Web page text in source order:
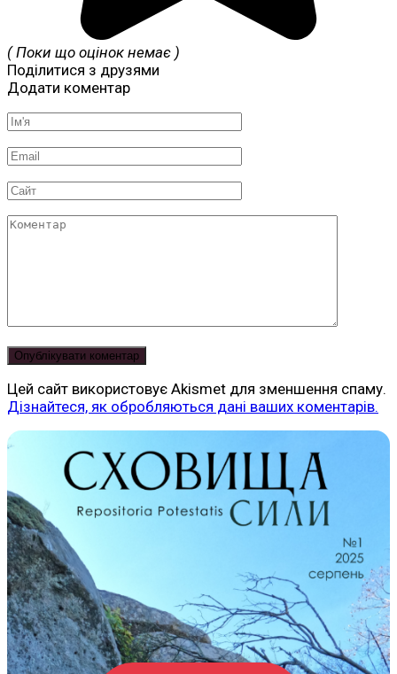
( Поки що оцінок немає )
Поділитися з друзями
Додати коментар
Ім'я
*
Email
*
Сайт
Коментар
Цей сайт використовує Akismet для зменшення спаму.
Дізнайтеся, як обробляються дані ваших коментарів.